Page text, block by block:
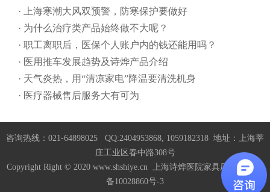
· 上海寒潮大风双预警，防寒保护要做好
· 为什么治疗类产品始终做不大呢？
· 职工离职后，医保个人账户内的钱还能用吗​？
· 医用推车发展趋势及诗烨产品介绍
· 天气炎热，用“清凉家电”降温要清洗机身
· 医疗器械售后服务大有可为
咨询热线：021-64898025 QQ:2404953868, 1059182318 地址：上海莘
庄工业区春中路308号
Copyright Right © 2020 www.shshiye.cn 上海诗烨医院家具厂家沪ICP
备10028860号-3